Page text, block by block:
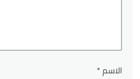
الاسم*